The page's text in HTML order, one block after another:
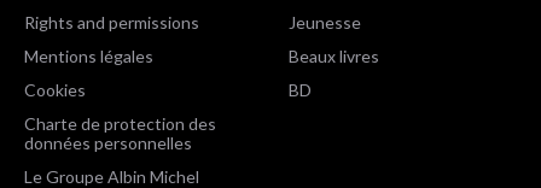
Rights and permissions
Mentions légales
Cookies
Charte de protection des
données personnelles
Le Groupe Albin Michel
Jeunesse
Beaux livres
BD